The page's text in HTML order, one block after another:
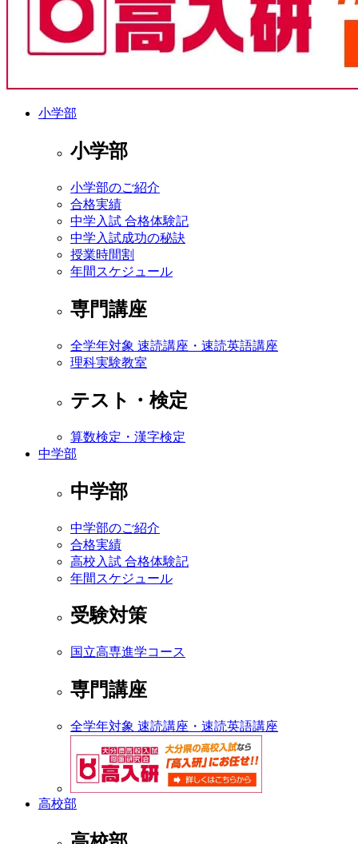
小学部
小学部
小学部のご紹介
合格実績
中学入試 合格体験記
中学入試成功の秘訣
授業時間割
年間スケジュール
専門講座
全学年対象 速読講座・速読英語講座
理科実験教室
テスト・検定
算数検定・漢字検定
中学部
中学部
中学部のご紹介
合格実績
高校入試 合格体験記
年間スケジュール
受験対策
国立高専進学コース
専門講座
全学年対象 速読講座・速読英語講座
高校部